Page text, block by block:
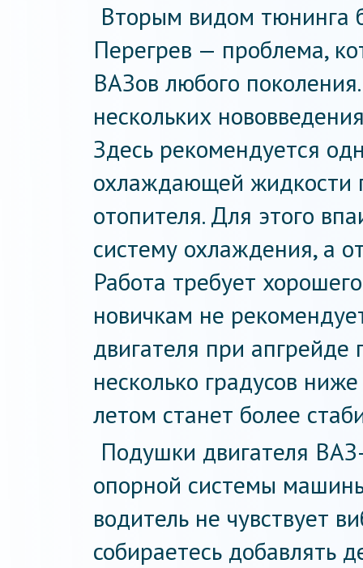
Вторым видом тюнинга
Перегрев — проблема,
ВАЗов любого
нескольких
Здесь рекомендуется
охлаждающей жидкости
отопителя. Для этого
систему охлаждения, а
Работа требует
новичкам не
двигателя при апгрейде
несколько градусов
летом станет более
Подушки двигателя
опорной системы
водитель не чувствует
собираетесь добавлять